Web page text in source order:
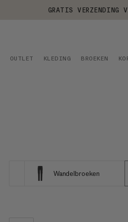
GRATIS VERZENDING
OUTLET KLEDING BROEKEN
Wandelbroeken